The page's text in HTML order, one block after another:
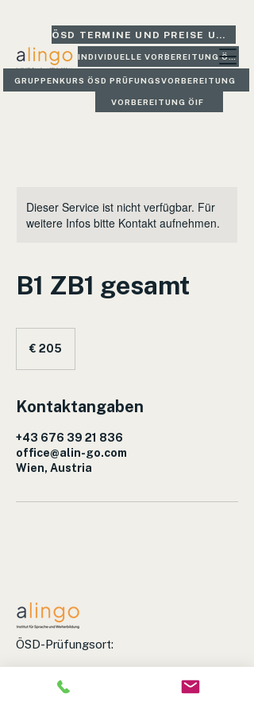
ÖSD TERMINE UND PREISE UND GLEICH BUCHEN
INDIVIDUELLE VORBEREITUNG ÖSD
GRUPPENKURS ÖSD PRÜFUNGSVORBEREITUNG
VORBEREITUNG ÖIF
Dieser Service ist nicht verfügbar. Für
weitere Infos bitte Kontakt aufnehmen.
B1 ZB1 gesamt
€ 205
Kontaktangaben
+43 676 39 21 836
office@alin-go.com
Wien, Austria
ÖSD-Prüfungsort:
Favoritenstraße 4-6, 1040 Wien